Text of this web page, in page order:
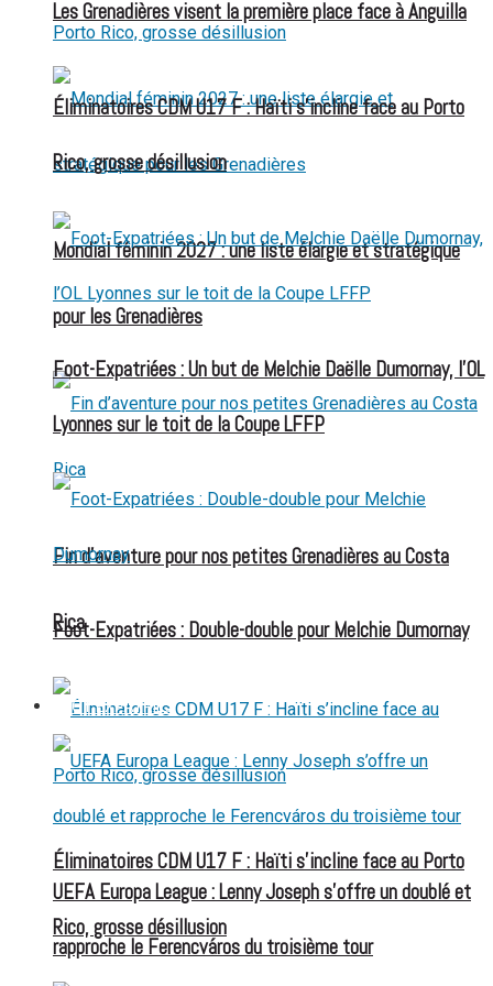
Les Grenadières visent la première place face à Anguilla
Mondial féminin 2027 : une liste élargie et stratégique
pour les Grenadières
Fin d’aventure pour nos petites Grenadières au Costa
Rica
Éliminatoires CDM U17 F : Haïti s’incline face au Porto
Rico, grosse désillusion
Éliminatoires CDM U17 F : Haïti s’incline face au Porto
Rico, grosse désillusion
Foot-Expatriées : Un but de Melchie Daëlle Dumornay, l’OL
Lyonnes sur le toit de la Coupe LFFP
Foot-Expatriées : Double-double pour Melchie Dumornay
FOOT EXPATRIÉS
UEFA Europa League : Lenny Joseph s’offre un doublé et
rapproche le Ferencváros du troisième tour